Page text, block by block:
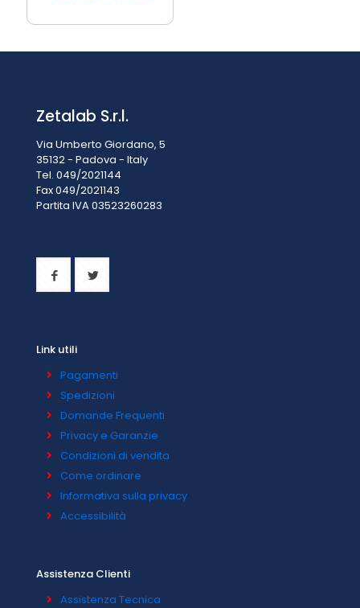
Zetalab S.r.l.
Via Umberto Giordano, 5
35132 - Padova - Italy
Tel. 049/2021144
Fax 049/2021143
Partita IVA 03523260283
Link utili
Pagamenti
Spedizioni
Domande Frequenti
Privacy e Garanzie
Condizioni di vendita
Come ordinare
Informativa sulla privacy
Accessibilità
Assistenza Clienti
Assistenza Tecnica